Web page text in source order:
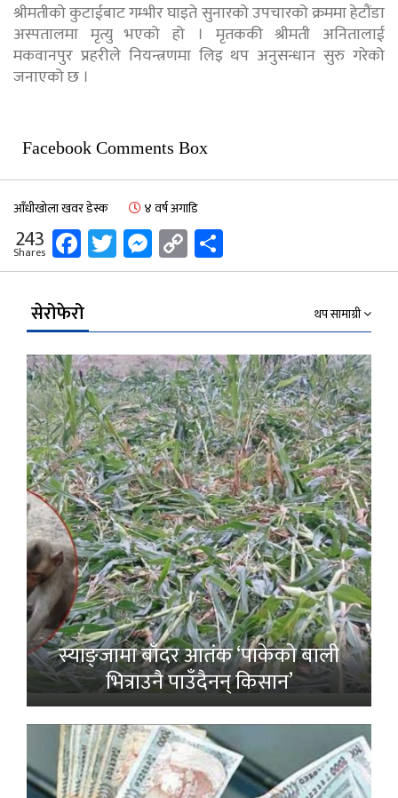
श्रीमतीको कुटाईबाट गम्भीर घाइते सुनारको उपचारको क्रममा हेटौंडा
अस्पतालमा मृत्यु भएको हो । मृतककी श्रीमती अनितालाई
मकवानपुर प्रहरीले नियन्त्रणमा लिइ थप अनुसन्धान सुरु गरेको
जनाएको छ ।
Facebook Comments Box
आँधीखोला खवर डेस्क ४ वर्ष अगाडि
243
Shares Facebook
Twitter
Messenger
Copy
Link
सेरोफेरो थप सामाग्री
स्याङ्जामा बाँदर आतंक ‘पाकेको बाली
भित्राउनै पाउँदैनन् किसान’